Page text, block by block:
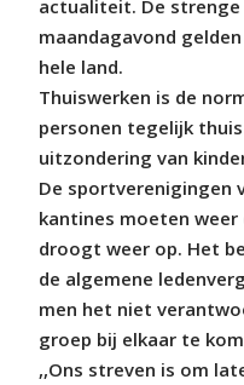
actualiteit. De
maandagavond
hele land.
Thuiswerken is de
personen tegelijk
uitzondering van
De sportverenigingen
kantines moeten
droogt weer op. Het
de algemene
men het niet
groep bij elkaar te
,,Ons streven is om